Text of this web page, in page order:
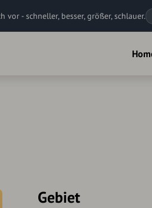
- schneller, besser, größer, schlauer.
Gebiet